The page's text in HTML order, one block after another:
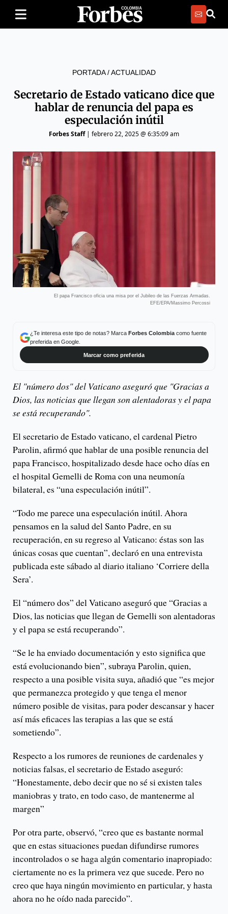
PORTADA/ACTUALIDAD
Secretario de Estado vaticano dice que
hablar de renuncia del papa es
especulación inútil
Forbes Staff| febrero 22, 2025 @ 6:35:09 am
El papa Francisco oficia una misa por el Jubileo de las Fuerzas Armadas.
EFE/EPA/Massimo Percossi
¿Te interesa este tipo de notas? Marca Forbes Colombiacomo fuente
preferida en Google.
Marcar como preferida
El "número dos" del Vaticano aseguró que "Gracias a
Dios, las noticias que llegan son alentadoras y el papa
se está recuperando".
El secretario de Estado vaticano, el cardenal Pietro
Parolin, afirmó que hablar de una posible renuncia del
papa Francisco, hospitalizado desde hace ocho días en
el hospital Gemelli de Roma con una neumonía
bilateral, es “una especulación inútil”.
“Todo me parece una especulación inútil. Ahora
pensamos en la salud del Santo Padre, en su
recuperación, en su regreso al Vaticano: éstas son las
únicas cosas que cuentan”, declaró en una entrevista
publicada este sábado al diario italiano ‘Corriere della
Sera’.
El “número dos” del Vaticano aseguró que “Gracias a
Dios, las noticias que llegan de Gemelli son alentadoras
y el papa se está recuperando”.
“Se le ha enviado documentación y esto significa que
está evolucionando bien”, subraya Parolin, quien,
respecto a una posible visita suya, añadió que “es mejor
que permanezca protegido y que tenga el menor
número posible de visitas, para poder descansar y hacer
así más eficaces las terapias a las que se está
sometiendo”.
Respecto a los rumores de reuniones de cardenales y
noticias falsas, el secretario de Estado aseguró:
“Honestamente, debo decir que no sé si existen tales
maniobras y trato, en todo caso, de mantenerme al
margen”
Por otra parte, observó, “creo que es bastante normal
que en estas situaciones puedan difundirse rumores
incontrolados o se haga algún comentario inapropiado:
ciertamente no es la primera vez que sucede. Pero no
creo que haya ningún movimiento en particular, y hasta
ahora no he oído nada parecido”.